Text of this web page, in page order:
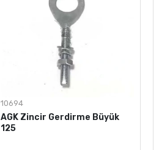
10694
AGK Zincir Gerdirme Büyük
125